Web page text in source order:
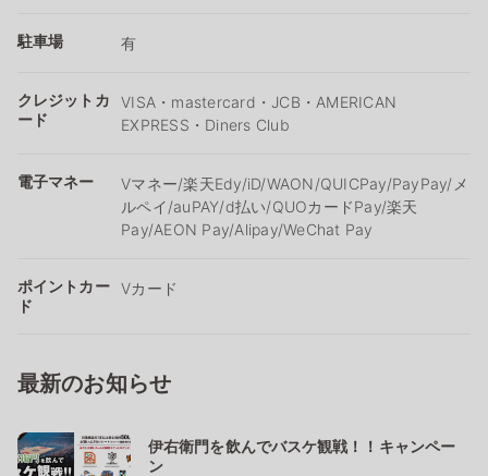
駐車場 有
クレジットカ
ード
VISA・mastercard・JCB・AMERICAN
EXPRESS・Diners Club
電子マネー
Vマネー/楽天Edy/iD/WAON/QUICPay/PayPay/メ
ルペイ/auPAY/d払い/QUOカードPay/楽天
Pay/AEON Pay/Alipay/WeChat Pay
ポイントカー
ド
Vカード
最新のお知らせ
伊右衛門を飲んでバスケ観戦！！キャンペー
ン